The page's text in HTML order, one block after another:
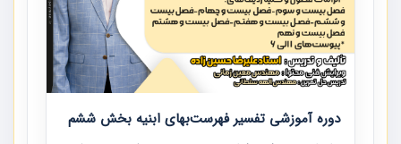
دوره آموزشی تفسیر فهرست‌بهای ابنیه بخش ششم